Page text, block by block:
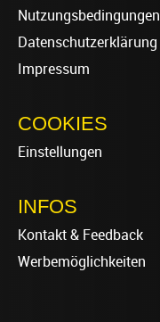
Nutzungsbedingungen
Datenschutzerklärung
Impressum
COOKIES
Einstellungen
INFOS
Kontakt & Feedback
Werbemöglichkeiten